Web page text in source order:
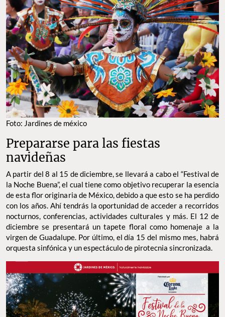
Foto: Jardines de méxico
Prepararse para las fiestas
navideñas
A partir del 8 al 15 de diciembre, se llevará a cabo el “Festival de
la Noche Buena”, el cual tiene como objetivo recuperar la esencia
de esta flor originaria de México, debido a que esto se ha perdido
con los años. Ahí tendrás la oportunidad de acceder a recorridos
nocturnos, conferencias, actividades culturales y más. El 12 de
diciembre se presentará un tapete floral como homenaje a la
virgen de Guadalupe. Por último, el día 15 del mismo mes, habrá
orquesta sinfónica y un espectáculo de pirotecnia sincronizada.